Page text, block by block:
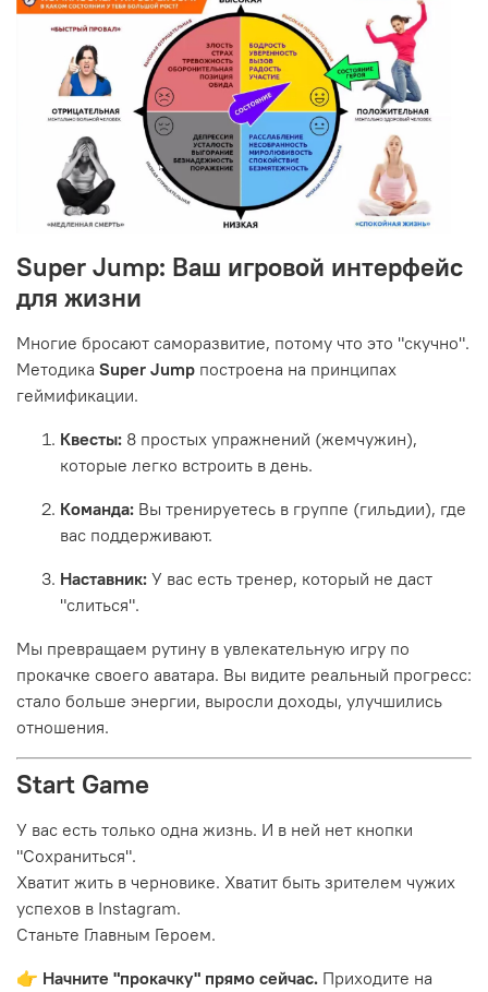
Super Jump: Ваш игровой интерфейс
для жизни
Многие бросают саморазвитие, потому что это "скучно".
Методика Super Jump построена на принципах
геймификации.
Квесты: 8 простых упражнений (жемчужин),
которые легко встроить в день.
Команда: Вы тренируетесь в группе (гильдии), где
вас поддерживают.
Наставник: У вас есть тренер, который не даст
"слиться".
Мы превращаем рутину в увлекательную игру по
прокачке своего аватара. Вы видите реальный прогресс:
стало больше энергии, выросли доходы, улучшились
отношения.
Start Game
У вас есть только одна жизнь. И в ней нет кнопки
"Сохраниться".
Хватит жить в черновике. Хватит быть зрителем чужих
успехов в Instagram.
Станьте Главным Героем.
👉 Начните "прокачку" прямо сейчас. Приходите на